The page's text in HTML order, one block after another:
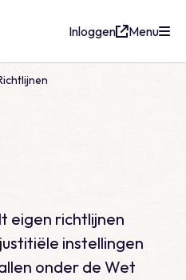
Inloggen Menu
eigen richtlijnen
instellingen
onder de Wet